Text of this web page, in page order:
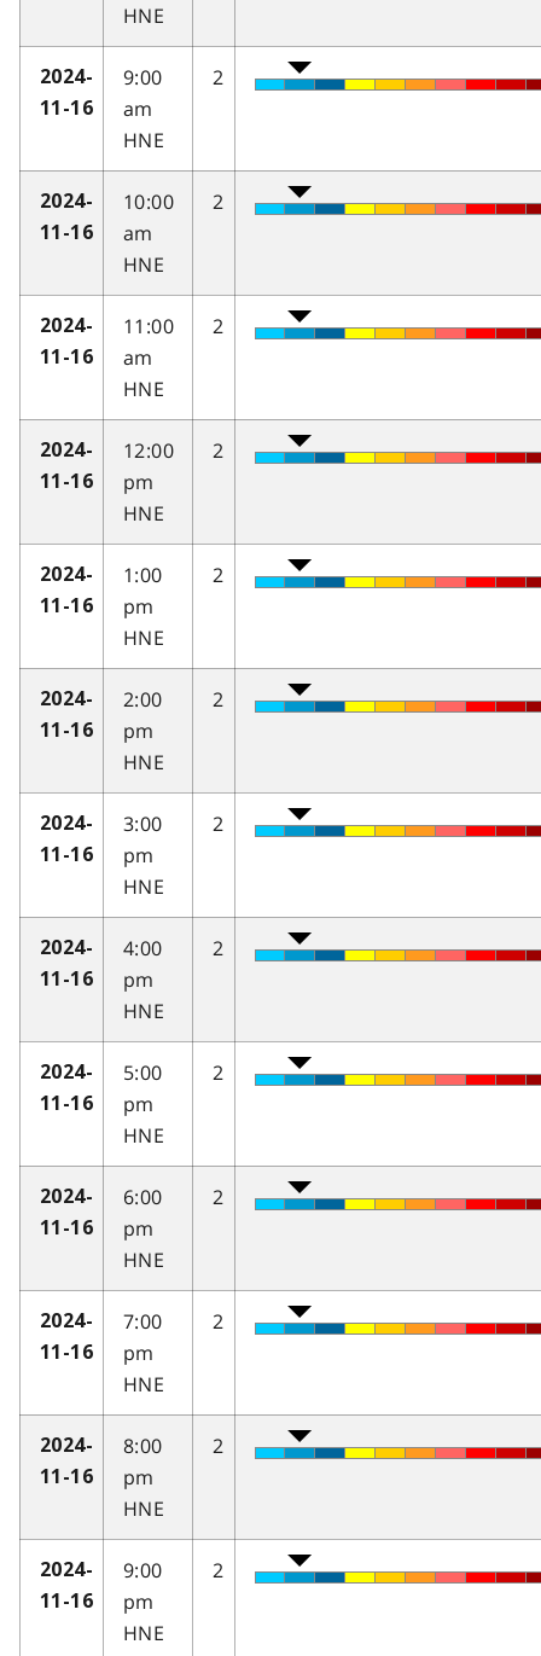
HNE
2024-
11-16
9:00
am
HNE
2
2024-
11-16
10:00
am
HNE
2
2024-
11-16
11:00
am
HNE
2
2024-
11-16
12:00
pm
HNE
2
2024-
11-16
1:00
pm
HNE
2
2024-
11-16
2:00
pm
HNE
2
2024-
11-16
3:00
pm
HNE
2
2024-
11-16
4:00
pm
HNE
2
2024-
11-16
5:00
pm
HNE
2
2024-
11-16
6:00
pm
HNE
2
2024-
11-16
7:00
pm
HNE
2
2024-
11-16
8:00
pm
HNE
2
2024-
11-16
9:00
pm
HNE
2